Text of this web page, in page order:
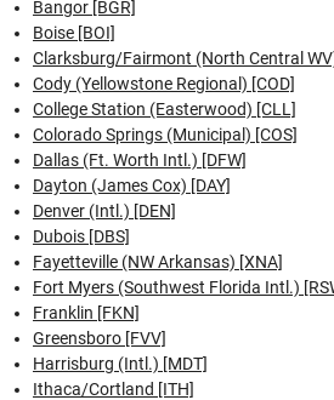
Bangor [BGR]
Boise [BOI]
Clarksburg/Fairmont (North Central
Cody (Yellowstone Regional) [COD]
College Station (Easterwood) [CLL]
Colorado Springs (Municipal) [COS]
Dallas (Ft. Worth Intl.) [DFW]
Dayton (James Cox) [DAY]
Denver (Intl.) [DEN]
Dubois [DBS]
Fayetteville (NW Arkansas) [XNA]
Fort Myers (Southwest Florida Intl.)
Franklin [FKN]
Greensboro [FVV]
Harrisburg (Intl.) [MDT]
Ithaca/Cortland [ITH]